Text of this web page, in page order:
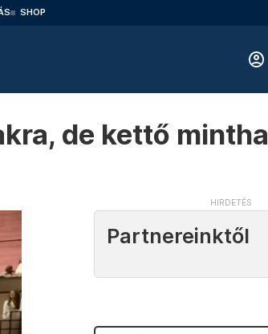
SHOP
de kettő mintha
Partnereinktől